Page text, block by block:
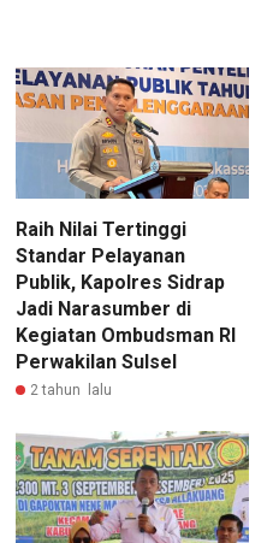
Raih Nilai Tertinggi
Standar Pelayanan
Publik, Kapolres Sidrap
Jadi Narasumber di
Kegiatan Ombudsman RI
Perwakilan Sulsel
2 tahun lalu